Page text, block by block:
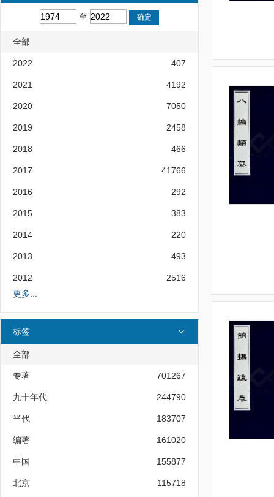
至
全部
2022 407
2021 4192
2020 7050
2019 2458
2018 466
2017 41766
2016 292
2015 383
2014 220
2013 493
2012
2516
更多...
标签
全部
专著 701267
九十年代 244790
当代 183707
编著 161020
中国 155877
北京 115718